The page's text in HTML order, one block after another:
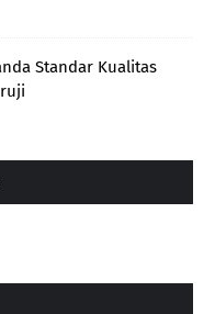
Standar Kualitas